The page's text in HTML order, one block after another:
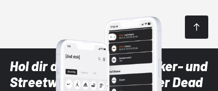
Hol dir die neuesten Sneaker- und
Streetwear-Brands mit der Dead